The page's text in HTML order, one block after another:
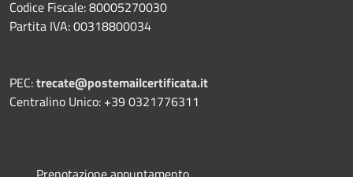
Codice Fiscale: 80005270030
Partita IVA: 00318800034
PEC:trecate@postemailcertificata.it
Centralino Unico: +39 0321776311